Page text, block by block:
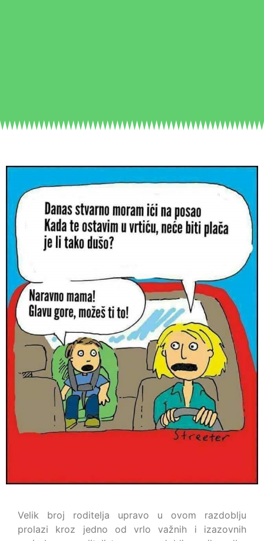
Velik broj roditelja upravo u ovom razdoblju
prolazi kroz jedno od vrlo važnih i izazovnih